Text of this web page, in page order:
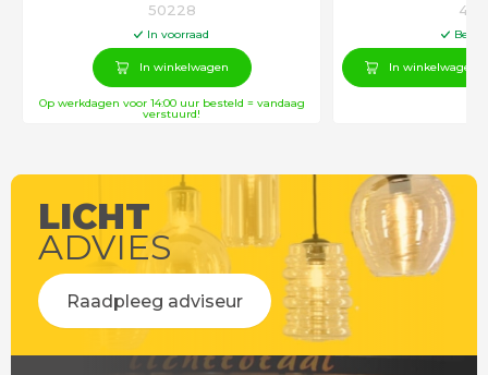
50228
In voorraad
In winkelwagen
Op werkdagen voor 14:00 uur besteld = vandaag
verstuurd!
In winkelwagen
LICHT
ADVIES
Raadpleeg adviseur